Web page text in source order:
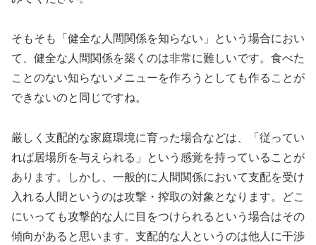
そもそも「健全な人間関係を知らない」という場合におい
て、健全な人間関係を築くのは非常に難しいです。食べた
ことのない知らないメニューを作ろうとしても作ることが
できないのと同じですね。
厳しく支配的な家庭環境に育った場合などは、「従ってい
れば居場所を与えられる」という感覚を持っていることが
あります。しかし、一般的に人間関係において支配を受け
入れる人間というのは攻撃・搾取の対象となります。どこ
にいっても攻撃的な人に目をつけられるという場合はその
傾向があると思います。支配的な人というのは他人に干渉